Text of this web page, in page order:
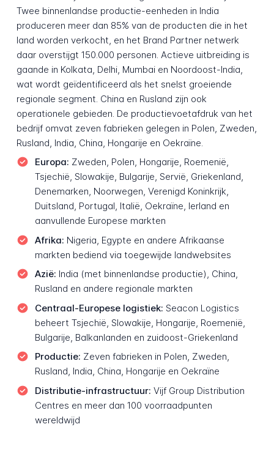
Twee binnenlandse productie-eenheden in India
produceren meer dan 85% van de producten die in het
land worden verkocht, en het Brand Partner netwerk
daar overstijgt 150.000 personen. Actieve uitbreiding is
gaande in Kolkata, Delhi, Mumbai en Noordoost-India,
wat wordt geïdentificeerd als het snelst groeiende
regionale segment. China en Rusland zijn ook
operationele gebieden. De productievoetafdruk van het
bedrijf omvat zeven fabrieken gelegen in Polen, Zweden,
Rusland, India, China, Hongarije en Oekraïne.
Europa: Zweden, Polen, Hongarije, Roemenië,
Tsjechië, Slowakije, Bulgarije, Servië, Griekenland,
Denemarken, Noorwegen, Verenigd Koninkrijk,
Duitsland, Portugal, Italië, Oekraïne, Ierland en
aanvullende Europese markten
Afrika: Nigeria, Egypte en andere Afrikaanse
markten bediend via toegewijde landwebsites
Azië: India (met binnenlandse productie), China,
Rusland en andere regionale markten
Centraal-Europese logistiek: Seacon Logistics
beheert Tsjechië, Slowakije, Hongarije, Roemenië,
Bulgarije, Balkanlanden en zuidoost-Griekenland
Productie: Zeven fabrieken in Polen, Zweden,
Rusland, India, China, Hongarije en Oekraïne
Distributie-infrastructuur: Vijf Group Distribution
Centres en meer dan 100 voorraadpunten
wereldwijd